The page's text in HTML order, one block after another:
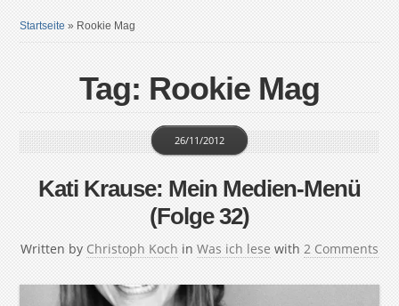
Startseite » Rookie Mag
Tag: Rookie Mag
Kati Krause: Mein Medien-Menü
(Folge 32)
Written by Christoph Koch
26/11/2012
in Was ich lese with 2 Comments